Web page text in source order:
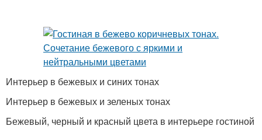
Интерьер в бежевых и синих тонах
Интерьер в бежевых и зеленых тонах
Бежевый, черный и красный цвета в интерьере гостиной